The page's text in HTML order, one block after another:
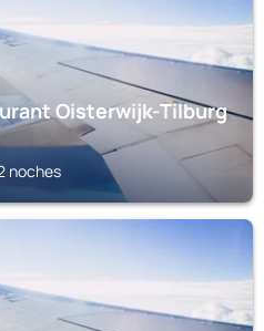
Oisterwijk-Tilburg
noches